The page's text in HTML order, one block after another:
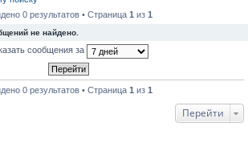
0 результатов • Страница 1 из 1
не найдено.
сообщения за
0 результатов • Страница 1 из 1
Перейти